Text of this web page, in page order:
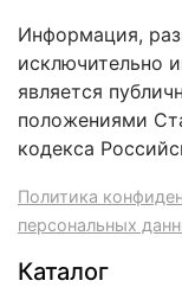
Информация,
исключительно
является
положениями
кодекса
Политика
персональных
Каталог